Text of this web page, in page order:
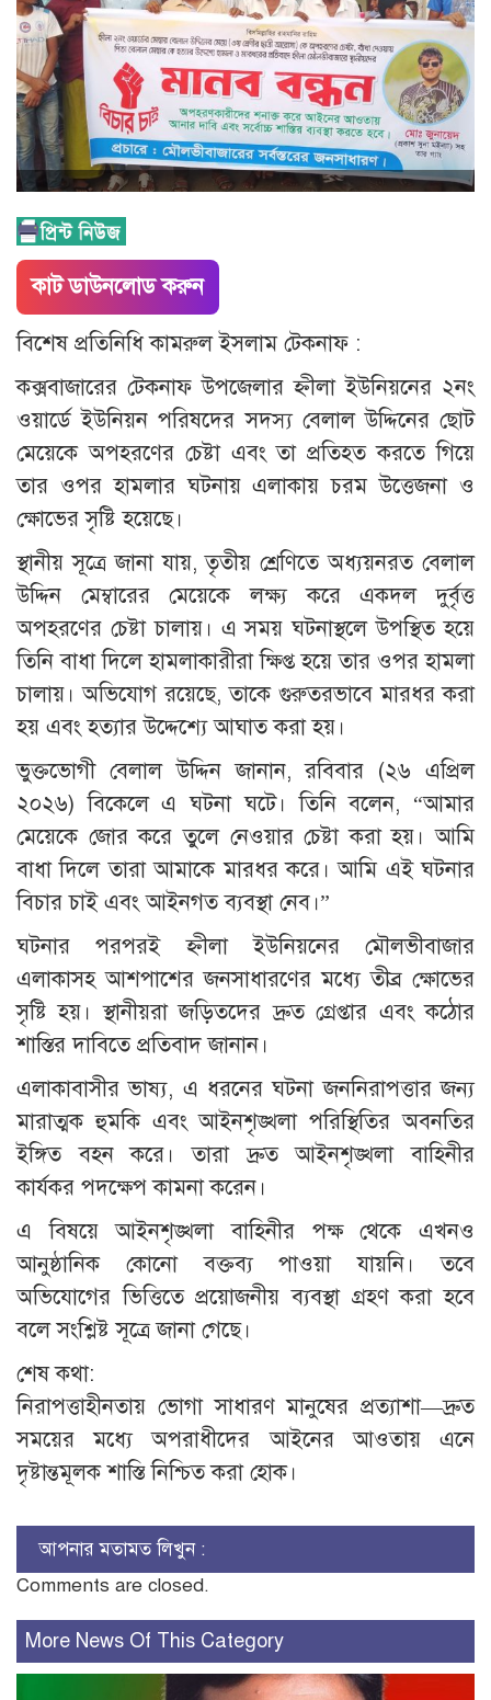
কাট ডাউনলোড করুন
বিশেষ প্রতিনিধি কামরুল ইসলাম টেকনাফ :
কক্সবাজারের টেকনাফ উপজেলার হ্নীলা ইউনিয়নের ২নং
ওয়ার্ডে ইউনিয়ন পরিষদের সদস্য বেলাল উদ্দিনের ছোট
মেয়েকে অপহরণের চেষ্টা এবং তা প্রতিহত করতে গিয়ে
তার ওপর হামলার ঘটনায় এলাকায় চরম উত্তেজনা ও
ক্ষোভের সৃষ্টি হয়েছে।
স্থানীয় সূত্রে জানা যায়, তৃতীয় শ্রেণিতে অধ্যয়নরত বেলাল
উদ্দিন মেম্বারের মেয়েকে লক্ষ্য করে একদল দুর্বৃত্ত
অপহরণের চেষ্টা চালায়। এ সময় ঘটনাস্থলে উপস্থিত হয়ে
তিনি বাধা দিলে হামলাকারীরা ক্ষিপ্ত হয়ে তার ওপর হামলা
চালায়। অভিযোগ রয়েছে, তাকে গুরুতরভাবে মারধর করা
হয় এবং হত্যার উদ্দেশ্যে আঘাত করা হয়।
ভুক্তভোগী বেলাল উদ্দিন জানান, রবিবার (২৬ এপ্রিল
২০২৬) বিকেলে এ ঘটনা ঘটে। তিনি বলেন, “আমার
মেয়েকে জোর করে তুলে নেওয়ার চেষ্টা করা হয়। আমি
বাধা দিলে তারা আমাকে মারধর করে। আমি এই ঘটনার
বিচার চাই এবং আইনগত ব্যবস্থা নেব।”
ঘটনার পরপরই হ্নীলা ইউনিয়নের মৌলভীবাজার
এলাকাসহ আশপাশের জনসাধারণের মধ্যে তীব্র ক্ষোভের
সৃষ্টি হয়। স্থানীয়রা জড়িতদের দ্রুত গ্রেপ্তার এবং কঠোর
শাস্তির দাবিতে প্রতিবাদ জানান।
এলাকাবাসীর ভাষ্য, এ ধরনের ঘটনা জননিরাপত্তার জন্য
মারাত্মক হুমকি এবং আইনশৃঙ্খলা পরিস্থিতির অবনতির
ইঙ্গিত বহন করে। তারা দ্রুত আইনশৃঙ্খলা বাহিনীর
কার্যকর পদক্ষেপ কামনা করেন।
এ বিষয়ে আইনশৃঙ্খলা বাহিনীর পক্ষ থেকে এখনও
আনুষ্ঠানিক কোনো বক্তব্য পাওয়া যায়নি। তবে
অভিযোগের ভিত্তিতে প্রয়োজনীয় ব্যবস্থা গ্রহণ করা হবে
বলে সংশ্লিষ্ট সূত্রে জানা গেছে।
শেষ কথা:
নিরাপত্তাহীনতায় ভোগা সাধারণ মানুষের প্রত্যাশা—দ্রুত
সময়ের মধ্যে অপরাধীদের আইনের আওতায় এনে
দৃষ্টান্তমূলক শাস্তি নিশ্চিত করা হোক।
আপনার মতামত লিখুন :
Comments are closed.
More News Of This Category